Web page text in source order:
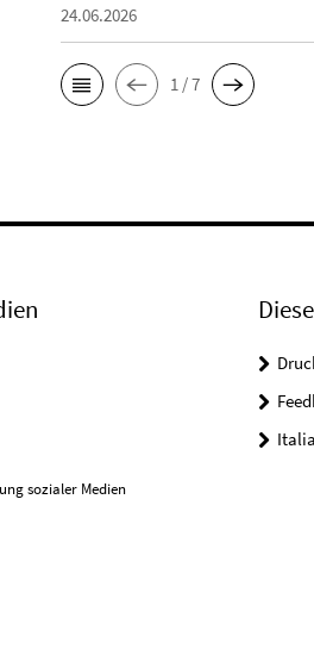
24.06.2026
1 / 7
sozialer Medien